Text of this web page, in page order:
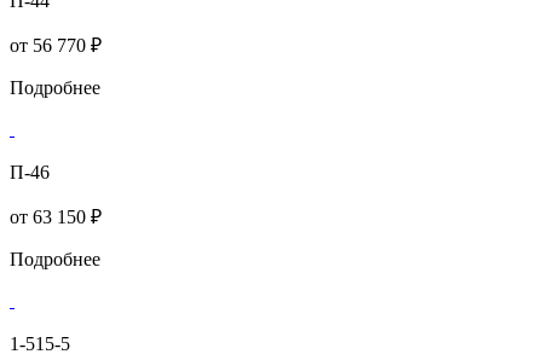
от 56 770 ₽
Подробнее
П-46
от 63 150 ₽
Подробнее
1-515-5